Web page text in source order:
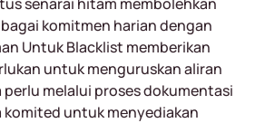
komitmen harian dengan
Untuk Blacklist memberikan
untuk menguruskan aliran
melalui proses dokumentasi
untuk menyediakan